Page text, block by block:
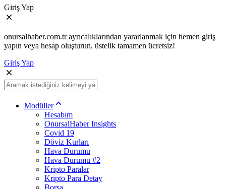
Giriş Yap
onursalhaber.com.tr ayrıcalıklarından yararlanmak için hemen giriş
yapın veya hesap oluşturun, üstelik tamamen ücretsiz!
Giriş Yap
Modüller
Hesabım
OnursalHaber Insights
Covid 19
Döviz Kurları
Hava Durumu
Hava Durumu #2
Kripto Paralar
Kripto Para Detay
Borsa